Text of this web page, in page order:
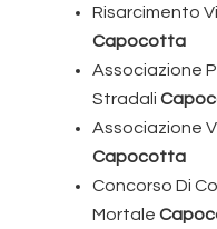
Risarcimento
Capocotta
Associazione
Stradali
Associazione
Capocotta
Concorso Di
Mortale